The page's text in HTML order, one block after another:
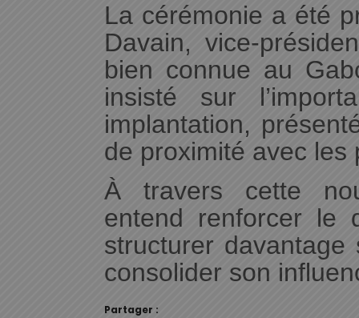
La cérémonie a été
Davain, vice-
bien connue au
insisté sur
implantation,
de proximité avec les
À travers cette
entend renforcer le
structurer
consolider son
Partager :